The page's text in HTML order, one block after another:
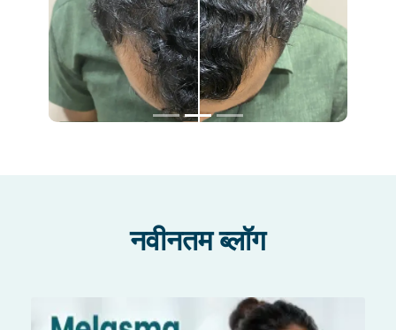
नवीनतम ब्लॉग